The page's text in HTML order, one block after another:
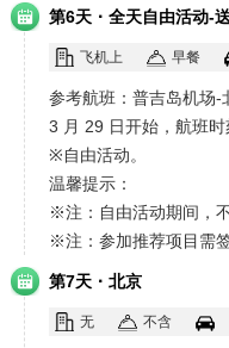
第6天 · 全天自由活动-
飞机上 早餐
参考航班：普吉岛机场-
3 月 29 日开始，航班
※自由活动。
温馨提示：
※注：自由活动期间，
※注：参加推荐项目需
第7天 · 北京
无 不含